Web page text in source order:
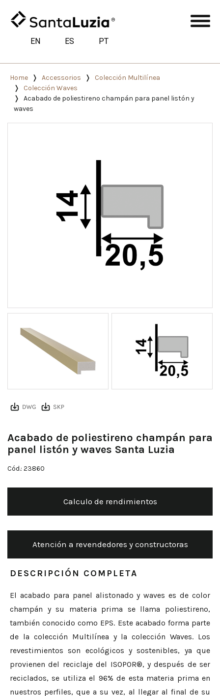
EN ES PT
Home Accessorios
Colección Multilínea
Colección Waves
Acabado de poliestireno champán para panel listón y
waves
Acabado de poliestireno champán para
panel listón y waves Santa Luzia
Cód.: 23860
Calculo de rendimientos
Atención a revendedores y constructoras
DESCRIPCIÓN COMPLETA
El acabado para panel alistonado y waves es de color
champán y su materia prima se llama poliestireno,
también conocido como EPS. Este acabado forma parte
de la colección Multilínea y la colección Waves. Los
revestimientos son ecológicos y sostenibles, ya que
provienen del reciclaje del ISOPOR®, y después de ser
reciclados, se utiliza el 96% de esta materia prima en
nuestros perfiles, que a su vez, al llegar al final de su